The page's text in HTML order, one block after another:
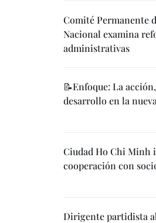
Comité Permanente
Nacional examina
administrativas
📝Enfoque: La
desarrollo en la
Ciudad Ho Chi Minh
cooperación con
Dirigente partidista